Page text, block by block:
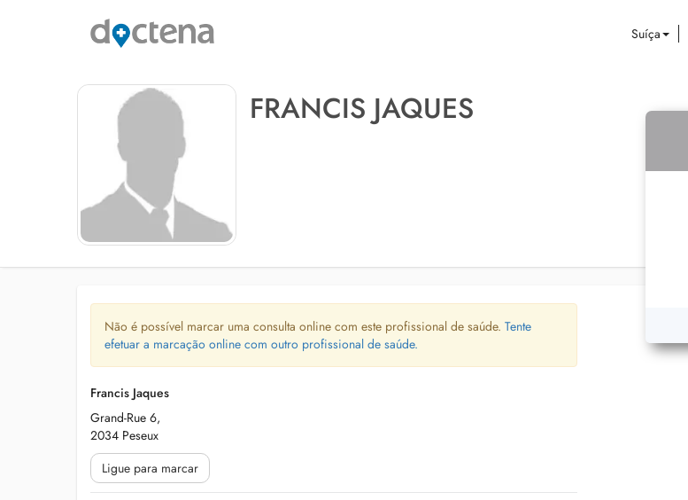
Suíça
FRANCIS JAQUES
Não é possível marcar uma consulta online com este profissional de saúde. Tente
efetuar a marcação online com outro profissional de saúde.
Francis Jaques
Grand-Rue 6,
2034 Peseux
Ligue para marcar